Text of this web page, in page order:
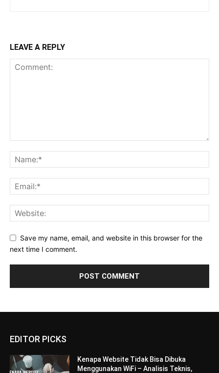
LEAVE A REPLY
Save my name, email, and website in this browser for the
next time I comment.
EDITOR PICKS
Kenapa Website Tidak Bisa Dibuka
Menggunakan WiFi – Analisis Teknis,